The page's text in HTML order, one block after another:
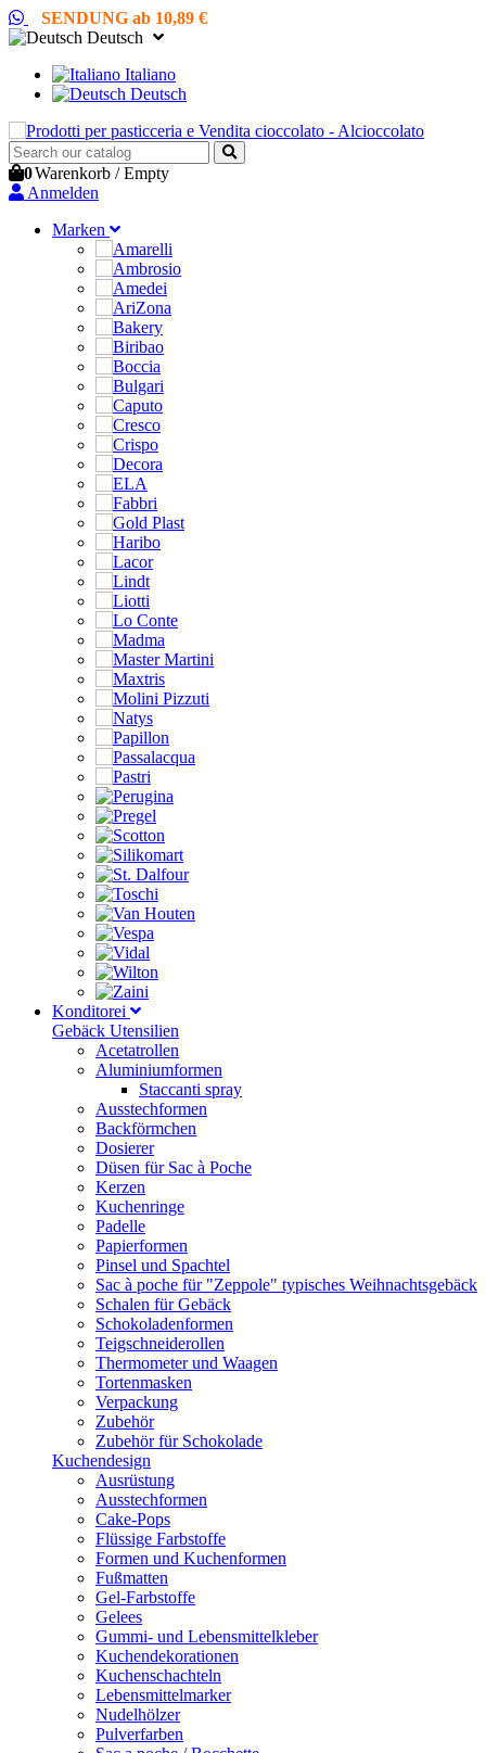
SENDUNG ab 10,89 €
Deutsch
Italiano
Deutsch
0Warenkorb /Empty
Anmelden
Marken
Konditorei
Gebäck Utensilien
Acetatrollen
Aluminiumformen
Staccanti spray
Ausstechformen
Backförmchen
Dosierer
Düsen für Sac à Poche
Kerzen
Kuchenringe
Padelle
Papierformen
Pinsel und Spachtel
Sac à poche für "Zeppole" typisches Weihnachtsgebäck
Schalen für Gebäck
Schokoladenformen
Teigschneiderollen
Thermometer und Waagen
Tortenmasken
Verpackung
Zubehör
Zubehör für Schokolade
Kuchendesign
Ausrüstung
Ausstechformen
Cake-Pops
Flüssige Farbstoffe
Formen und Kuchenformen
Fußmatten
Gel-Farbstoffe
Gelees
Gummi- und Lebensmittelkleber
Kuchendekorationen
Kuchenschachteln
Lebensmittelmarker
Nudelhölzer
Pulverfarben